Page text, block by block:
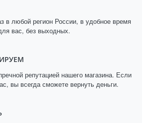
в любой регион России, в удобное время
вас, без выходных.
репутацией нашего магазина. Если
вы всегда сможете вернуть деньги.